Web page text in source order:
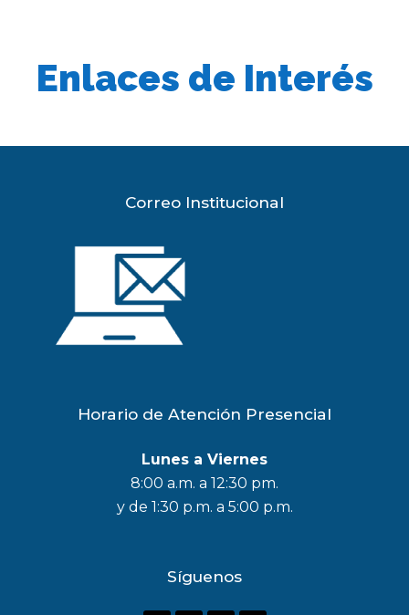
Enlaces de Interés
Correo Institucional
Horario de Atención Presencial
Lunes a Viernes
8:00 a.m. a 12:30 pm.
y de 1:30 p.m. a 5:00 p.m.
Síguenos